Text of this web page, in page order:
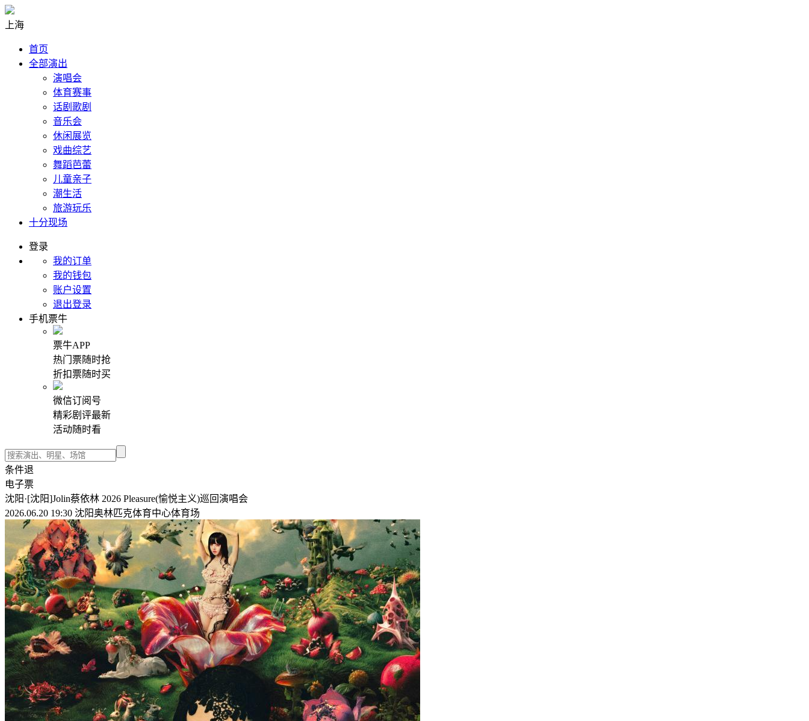
上海
首页
全部演出
演唱会
体育赛事
话剧歌剧
音乐会
休闲展览
戏曲综艺
舞蹈芭蕾
儿童亲子
潮生活
旅游玩乐
十分现场
登录
我的订单
我的钱包
账户设置
退出登录
手机票牛
票牛APP
热门票随时抢
折扣票随时买
微信订阅号
精彩剧评最新
活动随时看
条件退
电子票
沈阳·[沈阳]Jolin蔡依林 2026 Pleasure(愉悦主义)巡回演唱会
2026.06.20 19:30 沈阳奥林匹克体育中心体育场